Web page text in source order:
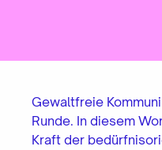
Gewaltfreie
Runde. In diesem
Kraft der